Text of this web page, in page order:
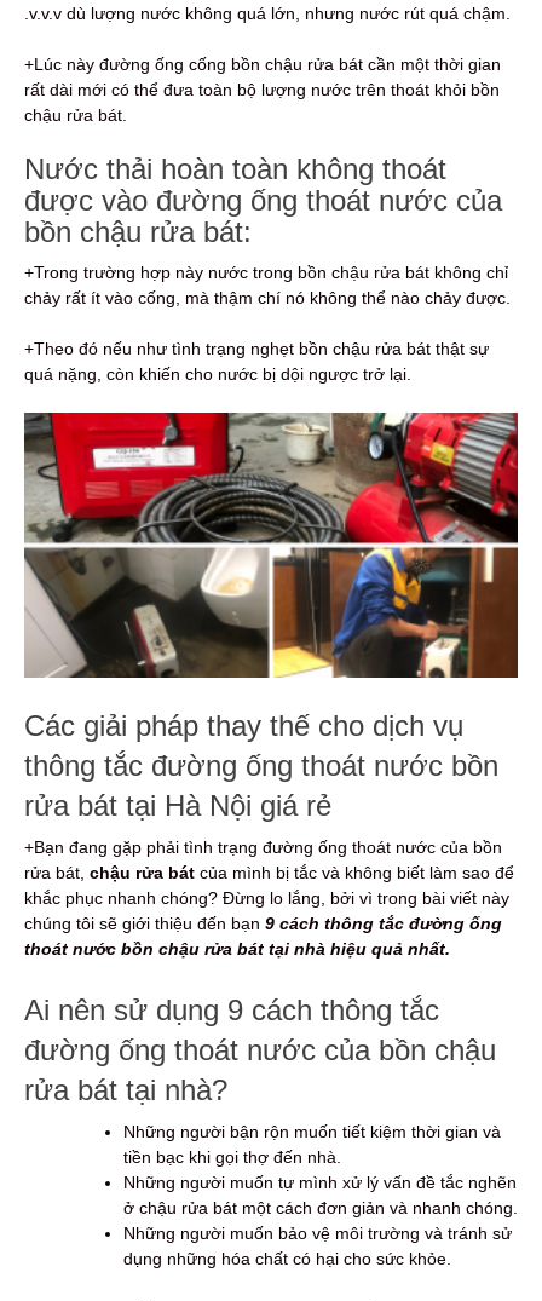
.v.v.v dù lượng nước không quá lớn, nhưng nước rút quá chậm.
+Lúc này đường ống cống bồn chậu rửa bát cần một thời gian
rất dài mới có thể đưa toàn bộ lượng nước trên thoát khỏi bồn
chậu rửa bát.
Nước thải hoàn toàn không thoát
được vào đường ống thoát nước của
bồn chậu rửa bát:
+Trong trường hợp này nước trong bồn chậu rửa bát không chỉ
chảy rất ít vào cống, mà thậm chí nó không thể nào chảy được.
+Theo đó nếu như tình trạng nghẹt bồn chậu rửa bát thật sự
quá nặng, còn khiến cho nước bị dội ngược trở lại.
Các giải pháp thay thế cho dịch vụ
thông tắc đường ống thoát nước bồn
rửa bát tại Hà Nội giá rẻ
+Bạn đang gặp phải tình trạng đường ống thoát nước của bồn
rửa bát, chậu rửa bát của mình bị tắc và không biết làm sao để
khắc phục nhanh chóng? Đừng lo lắng, bởi vì trong bài viết này
chúng tôi sẽ giới thiệu đến bạn 9 cách thông tắc đường ống
thoát nước bồn chậu rửa bát tại nhà hiệu quả nhất.
Ai nên sử dụng 9 cách thông tắc
đường ống thoát nước của bồn chậu
rửa bát tại nhà?
Những người bận rộn muốn tiết kiệm thời gian và
tiền bạc khi gọi thợ đến nhà.
Những người muốn tự mình xử lý vấn đề tắc nghẽn
ở chậu rửa bát một cách đơn giản và nhanh chóng.
Những người muốn bảo vệ môi trường và tránh sử
dụng những hóa chất có hại cho sức khỏe.